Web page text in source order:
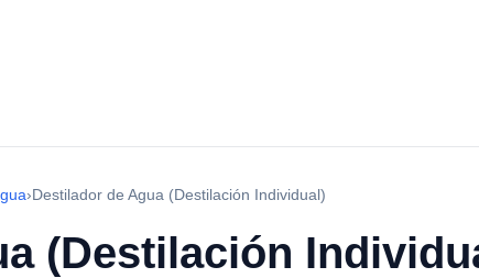
›Destilador de Agua (Destilación Individual)
(Destilación